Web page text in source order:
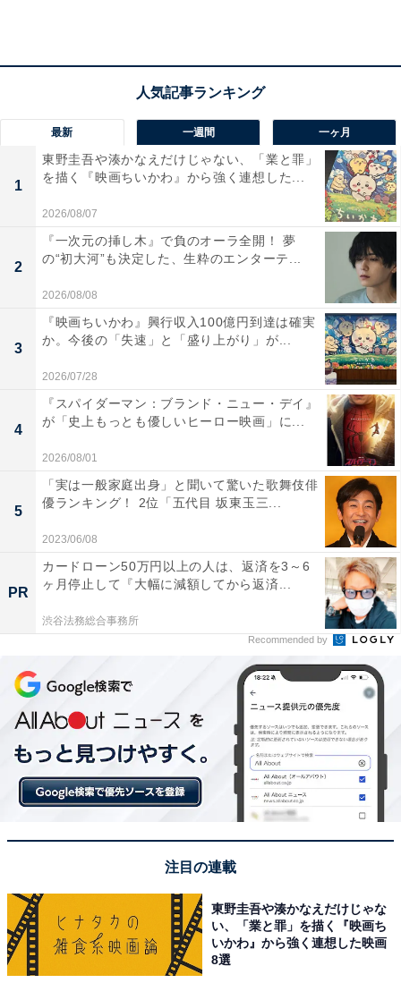
View this post on Instagram
A post shared by Snow Man (@snowman_official_j)
向井さんは、Snow Manの中でもタイとの縁が深いメン
バーとして知られています。幼少期にタイで生活してい
たことがあり、そのときに本格的に格闘技のムエタイを
習得。日本人の父親とタイ人の母親の間に生まれたこと
公表するなど、自身のルーツが「タイ」にあることを明
かしています。
タイ語を勉強している向井さんは、その努力も実ってタ
イで行われる国際的なイベント「JAPAN EXPO
THAILAND 2023」に出演。アジアでSnow Manの知名度
を上げるキッカケを作っています。
今後、新型コロナウイルスによる影響が少なくなり公演
やイベントなども再開される中、Snow Manのアジア進
出は加速することが予想されます。そのときに、向井さ
んのルーツであるタイが、大きな起点になる可能性があ
最新 一週間 一ヶ月
1
東野圭吾や湊かなえだけじゃない、「業と罪」
を描く『映画ちいかわ』から強く連想した...
2026/08/07
2
『一次元の挿し木』で負のオーラ全開！ 夢
の“初大河”も決定した、生粋のエンターテ...
2026/08/08
3
『映画ちいかわ』興行収入100億円到達は確実
か。今後の「失速」と「盛り上がり」が...
2026/07/28
4
『スパイダーマン：ブランド・ニュー・デイ』
が「史上もっとも優しいヒーロー映画」に...
2026/08/01
5
「実は一般家庭出身」と聞いて驚いた歌舞伎俳
優ランキング！ 2位「五代目 坂東玉三...
2023/06/08
PR
カードローン50万円以上の人は、返済を3～6
ヶ月停止して『大幅に減額してから返済...
渋谷法務総合事務所
Recommended by
注目の連載
東野圭吾や湊かなえだけじゃな
い、「業と罪」を描く『映画ち
いかわ』から強く連想した映画
8選